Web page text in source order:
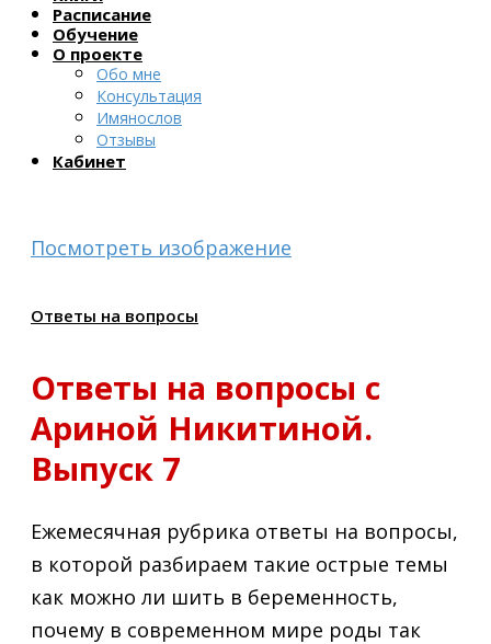
Расписание
Обучение
О проекте
Обо мне
Консультация
Имянослов
Отзывы
Кабинет
Посмотреть изображение
Ответы на вопросы
Ответы на вопросы с
Ариной Никитиной.
Выпуск 7
Ежемесячная рубрика ответы на вопросы,
в которой разбираем такие острые темы
как можно ли шить в беременность,
почему в современном мире роды так